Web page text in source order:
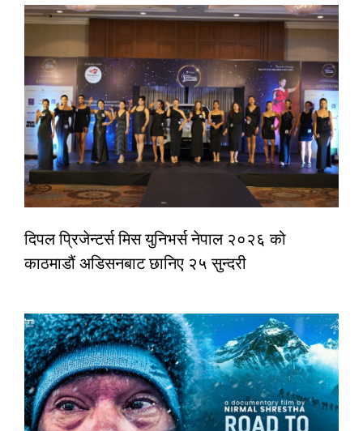
दिपल प्रिजेन्टर्स मिस युनिभर्स नेपाल २०२६ को
काठमाडौं अडिसनबाट छानिए २५ सुन्दरी